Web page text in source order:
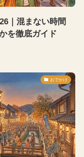
｜混まない時間
を徹底ガイド
おでかけ